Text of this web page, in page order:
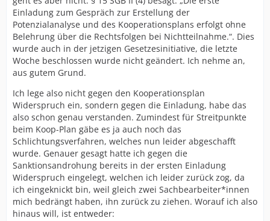
Einladung zum Gespräch zur Erstellung der
Potenzialanalyse und des Kooperationsplans erfolgt ohne
Belehrung über die Rechtsfolgen bei Nichtteilnahme.“. Dies
wurde auch in der jetzigen Gesetzesinitiative, die letzte
Woche beschlossen wurde nicht geändert. Ich nehme an,
aus gutem Grund.
Ich lege also nicht gegen den Kooperationsplan
Widerspruch ein, sondern gegen die Einladung, habe das
also schon genau verstanden. Zumindest für Streitpunkte
beim Koop-Plan gäbe es ja auch noch das
Schlichtungsverfahren, welches nun leider abgeschafft
wurde. Genauer gesagt hatte ich gegen die
Sanktionsandrohung bereits in der ersten Einladung
Widerspruch eingelegt, welchen ich leider zurück zog, da
ich eingeknickt bin, weil gleich zwei Sachbearbeiter*innen
mich bedrängt haben, ihn zurück zu ziehen. Worauf ich also
hinaus will, ist entweder: